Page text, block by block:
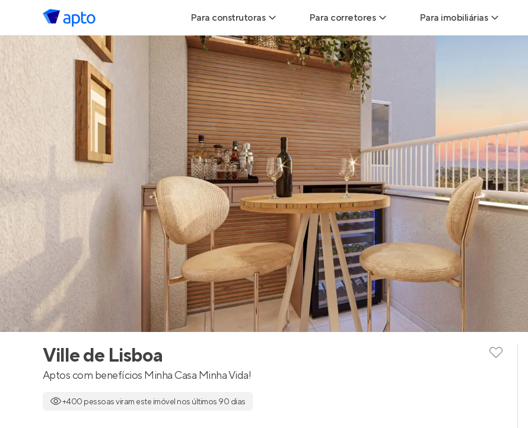
Para construtoras
Geração de Leads
Geração de Visitas
Geração de Vendas
Maiores Construtoras
Parcerias Imobiliárias
Anunciar Imóveis
Para corretores
Leads para Corretores
Corretor+
Parcerias imobiliárias
Hub de Corretores
Perfil Verificado
Anunciar imóveis
Para imobiliárias
Ville de Lisboa
Aptos com benefícios Minha Casa Minha Vida!
+400 pessoas viram este imóvel nos últimos 90 dias